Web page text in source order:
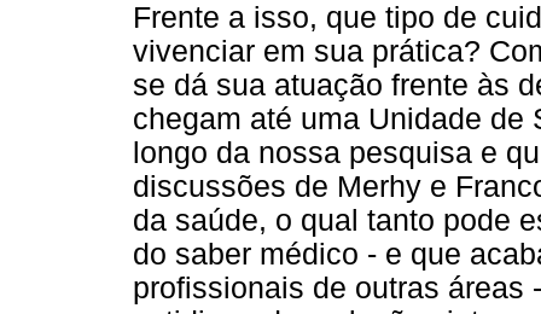
Frente a isso, que tipo de
vivenciar em sua prática?
se dá sua atuação frente às
chegam até uma Unidade de
longo da nossa pesquisa e
discussões de Merhy e
da saúde, o qual tanto pode
do saber médico - e que
profissionais de outras áreas